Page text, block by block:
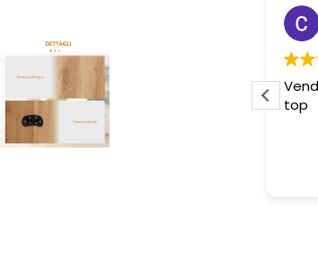
Pessima esperienza.
Ho acquistato due poltrone, ma
ne è stata consegnata soltanto
top